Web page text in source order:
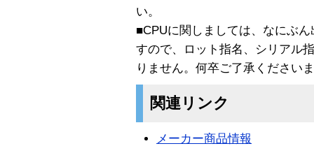
い。
■CPUに関しましては、なにぶ
すので、ロット指名、シリアル
りません。何卒ご了承ください
関連リンク
メーカー商品情報